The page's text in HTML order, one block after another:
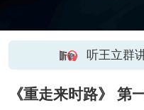
听王立群
《重走来时路》 第